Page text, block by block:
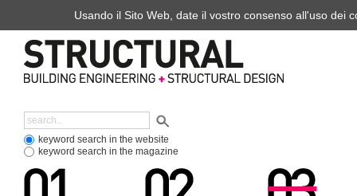
keyword search in the website
keyword search in the magazine
Usando il Sito Web, date il vostro consenso all'uso